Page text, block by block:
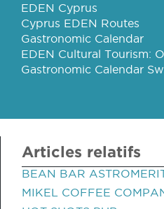
EDEN Cyprus
Cyprus EDEN Routes
Gastronomic Calendar
EDEN Cultural Tourism:
Gastronomic Calendar
Articles relatifs
BEAN BAR
MIKEL COFFEE